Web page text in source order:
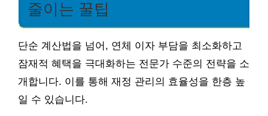
줄이는 꿀팁
단순 계산법을 넘어, 연체 이자 부담을 최소화하고
잠재적 혜택을 극대화하는 전문가 수준의 전략을 소
개합니다. 이를 통해 재정 관리의 효율성을 한층 높
일 수 있습니다.